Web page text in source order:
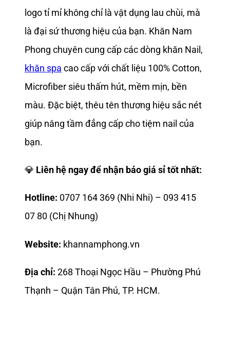
logo tỉ mỉ không chỉ là vật dụng lau chùi, mà
là đại sứ thương hiệu của bạn. Khăn Nam
Phong chuyên cung cấp các dòng khăn Nail,
khăn spa cao cấp với chất liệu 100% Cotton,
Microfiber siêu thấm hút, mềm mịn, bền
màu. Đặc biệt, thêu tên thương hiệu sắc nét
giúp nâng tầm đẳng cấp cho tiệm nail của
bạn.
💎 Liên hệ ngay để nhận báo giá sỉ tốt nhất:
Hotline: 0707 164 369 (Nhi Nhi) – 093 415
07 80 (Chị Nhung)
Website: khannamphong.vn
Địa chỉ: 268 Thoại Ngọc Hầu – Phường Phú
Thạnh – Quận Tân Phú, TP. HCM.